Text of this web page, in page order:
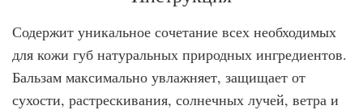
Содержит уникальное сочетание всех необходимых
для кожи губ натуральных природных ингредиентов.
Бальзам максимально увлажняет, защищает от
сухости, растрескивания, солнечных лучей, ветра и